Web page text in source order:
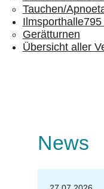
Tauchen/
Ilmsporthalle795
Gerätturnen
Übersicht aller
News